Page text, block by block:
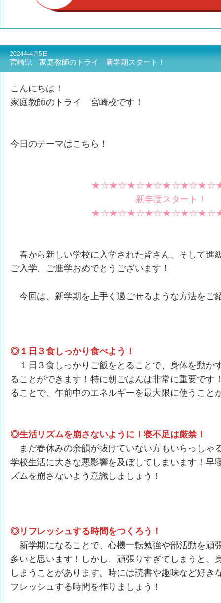
2024年4月5日
宮崎県 家庭教師のトライ 新学期スタート！
こんにちは！
家庭教師のトライ 宮崎校です！
今日のテーマはこちら！
新年度スタート！
春から新しい学校に入学された皆さん、そして進
ご入学、ご進学おめでとうございます！
今回は、新学期を上手く過ごせるような方法をご
◎１日３食しっかり食べよう！
１日３食しっかりご飯をとることで、身体を動か
ることができます！特に朝ごはんは非常に重要です
ることで、午前中のエネルギーを最大限に使うこと
◎生活リズムを崩さないように！寝不足は厳禁！
まだ春休みの余韻が抜けていない方もいらっしゃ
学校生活に大きな悪影響を及ぼしてしまいます！早
ズムを崩さないよう意識しましょう！
◎リフレッシュする時間をつくろう！
新学期になることで、心機一転勉強や部活動を頑
多いと思います！しかし、頑張りすぎてしまうと、
しまうことがあります。時には読書や趣味など好き
フレッシュする時間を作りましょう！